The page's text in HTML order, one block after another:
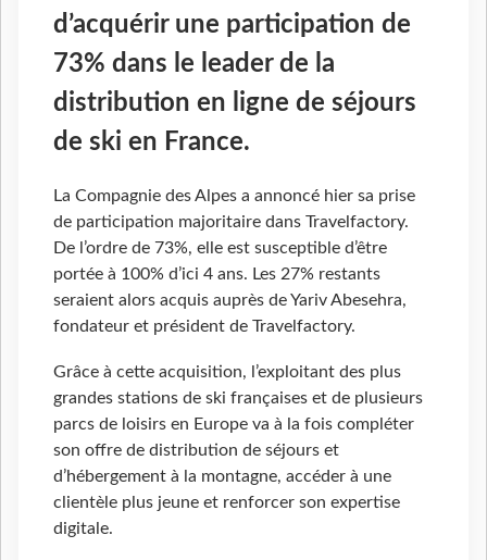
d’acquérir une participation de
73% dans le leader de la
distribution en ligne de séjours
de ski en France.
La Compagnie des Alpes a annoncé hier sa prise
de participation majoritaire dans Travelfactory.
De l’ordre de 73%, elle est susceptible d’être
portée à 100% d’ici 4 ans. Les 27% restants
seraient alors acquis auprès de Yariv Abesehra,
fondateur et président de Travelfactory.
Grâce à cette acquisition, l’exploitant des plus
grandes stations de ski françaises et de plusieurs
parcs de loisirs en Europe va à la fois compléter
son offre de distribution de séjours et
d’hébergement à la montagne, accéder à une
clientèle plus jeune et renforcer son expertise
digitale.